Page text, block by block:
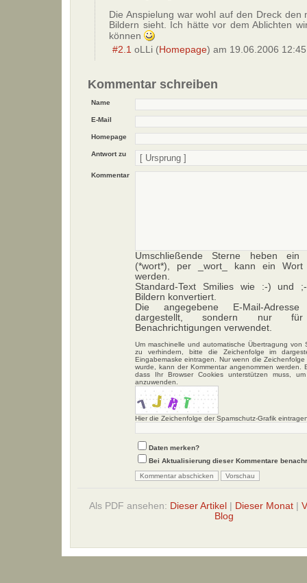
Die Anspielung war wohl auf den Dreck den
Bildern sieht. Ich hätte vor dem Ablichten
können
#2.1 oLLi (Homepage) am 19.06.2006 12:45
Kommentar schreiben
Name
E-Mail
Homepage
Antwort zu
Kommentar
Umschließende Sterne heben ein
(*wort*), per _wort_ kann ein Wort
werden.
Standard-Text Smilies wie :-) und
Bildern konvertiert.
Die angegebene E-Mail-
dargestellt, sondern nur für
Benachrichtigungen verwendet.
Um maschinelle und automatische Übertragung von
zu verhindern, bitte die Zeichenfolge im
Eingabemaske eintragen. Nur wenn die
wurde, kann der Kommentar angenommen werden.
dass Ihr Browser Cookies unterstützen muss,
anzuwenden.
Hier die Zeichenfolge der Spamschutz-Grafik
Daten merken?
Bei Aktualisierung dieser Kommentare
Als PDF ansehen: Dieser Artikel Dieser Monat
Blog